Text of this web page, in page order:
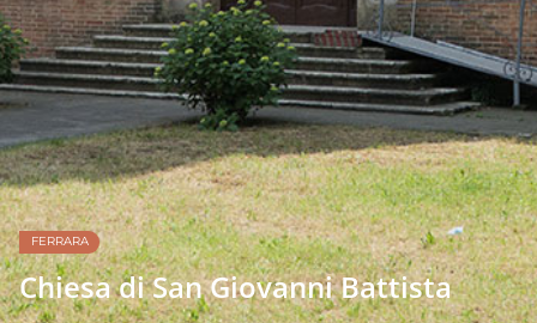
FERRARA
Chiesa di San Giovanni Battista